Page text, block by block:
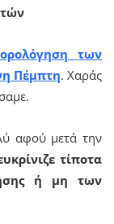
των
Πέμπτη. Χαράς
αφού μετά την
τίποτα
ή μη των